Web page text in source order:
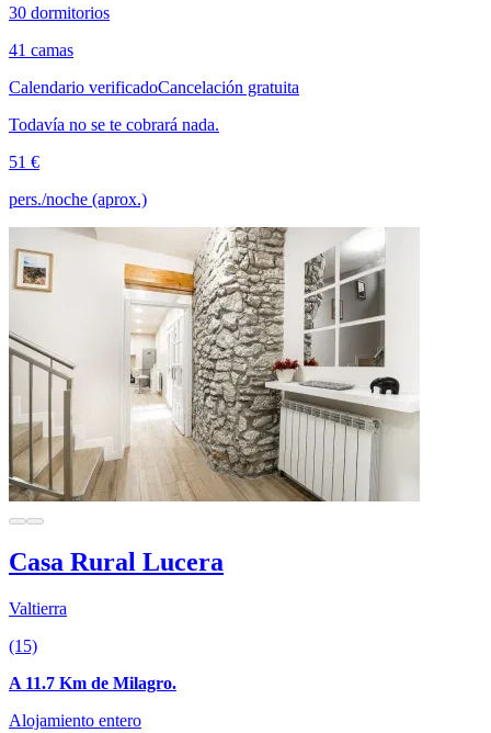
30 dormitorios
41 camas
Calendario verificadoCancelación gratuita
Todavía no se te cobrará nada.
51 €
pers./noche (aprox.)
Casa Rural Lucera
Valtierra
(15)
A 11.7 Km de Milagro.
Alojamiento entero